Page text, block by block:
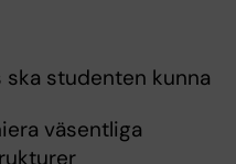
studenten kunna
väsentliga